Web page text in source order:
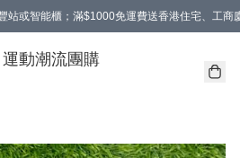
站或智能櫃；滿$1000免運費送香港住宅、工商
動潮流團購